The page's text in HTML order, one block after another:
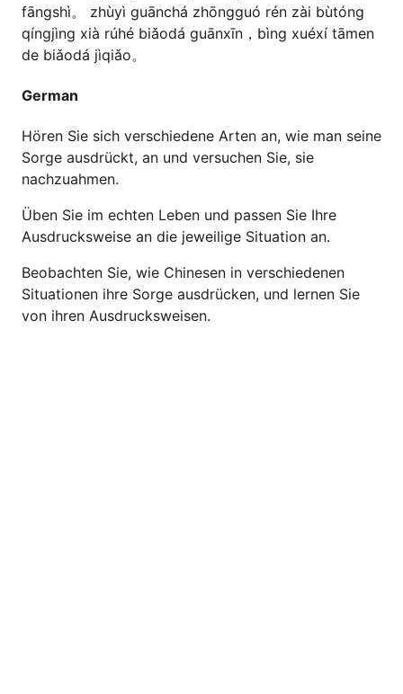
fāngshì。 zhùyì guānchá zhōngguó rén zài bùtóng
qíngjìng xià rúhé biǎodá guānxīn，bìng xuéxí tāmen
de biǎodá jìqiǎo。
German
Hören Sie sich verschiedene Arten an, wie man seine
Sorge ausdrückt, an und versuchen Sie, sie
nachzuahmen.
Üben Sie im echten Leben und passen Sie Ihre
Ausdrucksweise an die jeweilige Situation an.
Beobachten Sie, wie Chinesen in verschiedenen
Situationen ihre Sorge ausdrücken, und lernen Sie
von ihren Ausdrucksweisen.